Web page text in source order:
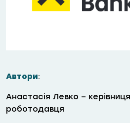
Автори:
Анастасія Левко –
роботодавця